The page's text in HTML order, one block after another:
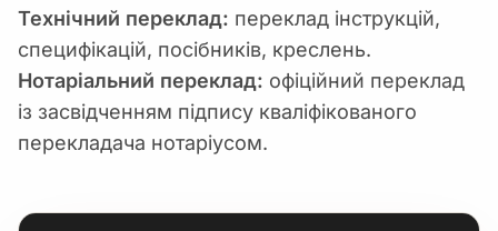
Технічний переклад: переклад інструкцій,
специфікацій, посібників, креслень.
Нотаріальний переклад: офіційний переклад
із засвідченням підпису кваліфікованого
перекладача нотаріусом.